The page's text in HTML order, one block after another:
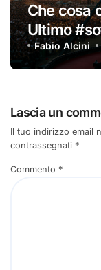
Che cosa
Ultimo
Fabio Alcini
Lascia un
Il tuo indirizzo email
contrassegnati *
Commento *